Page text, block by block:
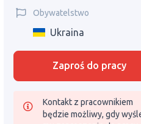
Obywatelstwo
Ukraina
Zaproś do pracy
Kontakt z pracownikiem
będzie możliwy, gdy